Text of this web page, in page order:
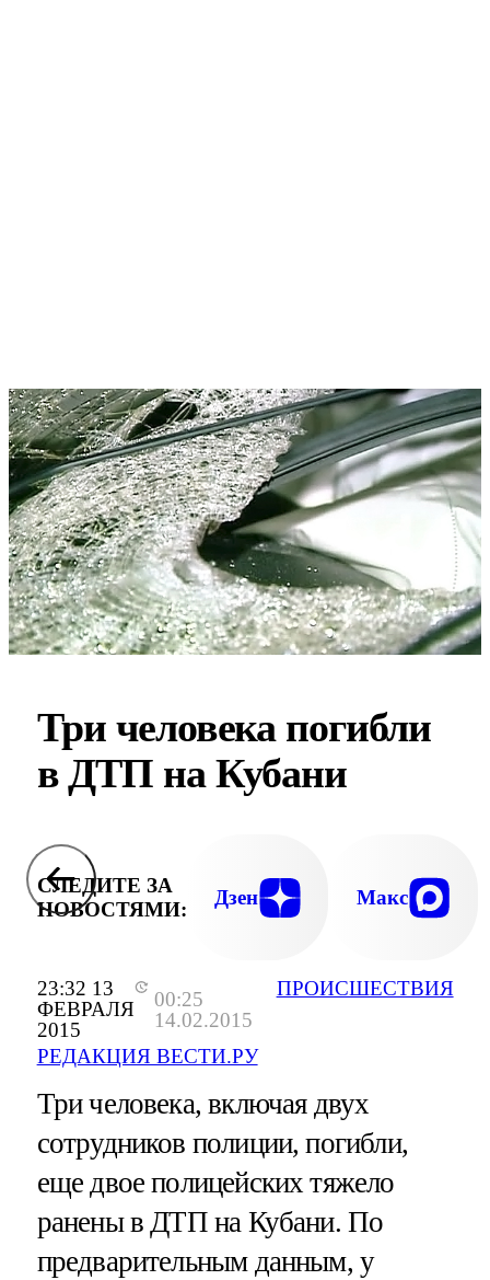
23:32 13
ФЕВРАЛЯ
2015
00:25
14.02.2015
РЕДАКЦИЯ ВЕСТИ.РУ
ПРОИСШЕСТВИЯ
Три человека погибли
в ДТП на Кубани
СЛЕДИТЕ ЗА
НОВОСТЯМИ:
Дзен Макс
Три человека, включая двух
сотрудников полиции, погибли,
еще двое полицейских тяжело
ранены в ДТП на Кубани. По
предварительным данным, у